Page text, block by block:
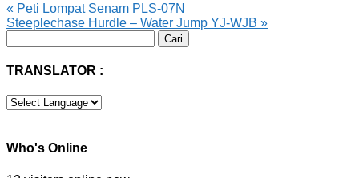
« Peti Lompat Senam PLS-07N
Steeplechase Hurdle – Water Jump YJ-WJB »
untuk:
TRANSLATOR :
Who's Online